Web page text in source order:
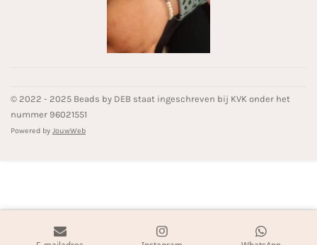
© 2022 - 2025 Beads by DEB staat ingeschreven bij KVK onder het
nummer 96021551
Powered by JouwWeb